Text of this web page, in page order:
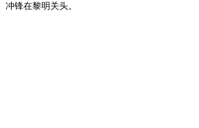
冲锋在黎明关头。